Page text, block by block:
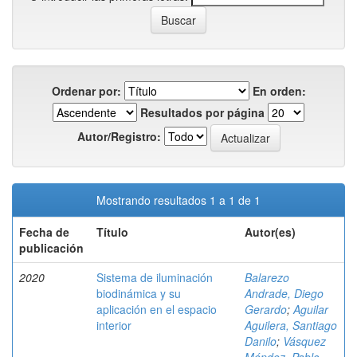
Ordenar por:
En orden:
Resultados por página
Autor/Registro:
Mostrando resultados 1 a 1 de 1
Fecha de
publicación
Título Autor(es)
2020
Sistema de iluminación
biodinámica y su
aplicación en el espacio
interior
Balarezo
Andrade, Diego
Gerardo;Aguilar
Aguilera, Santiago
Danilo; Vásquez